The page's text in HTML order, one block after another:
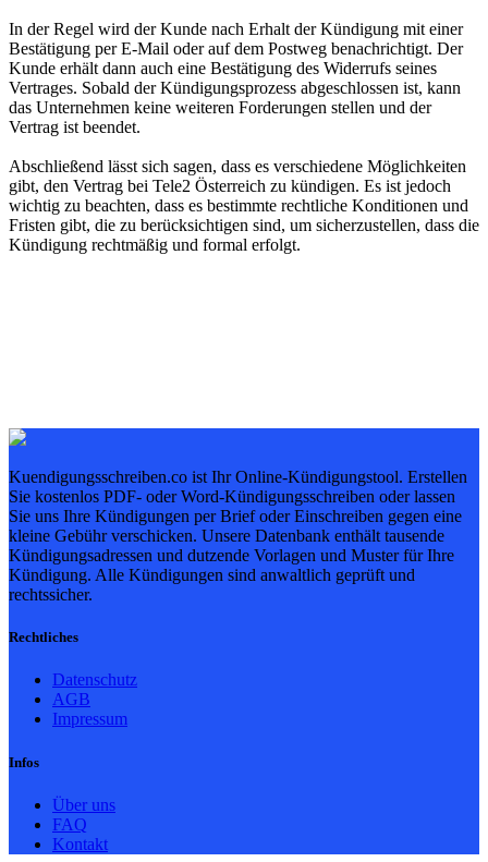
In der Regel wird der Kunde nach Erhalt der Kündigung mit einer
Bestätigung per E-Mail oder auf dem Postweg benachrichtigt. Der
Kunde erhält dann auch eine Bestätigung des Widerrufs seines
Vertrages. Sobald der Kündigungsprozess abgeschlossen ist, kann
das Unternehmen keine weiteren Forderungen stellen und der
Vertrag ist beendet.
Abschließend lässt sich sagen, dass es verschiedene Möglichkeiten
gibt, den Vertrag bei Tele2 Österreich zu kündigen. Es ist jedoch
wichtig zu beachten, dass es bestimmte rechtliche Konditionen und
Fristen gibt, die zu berücksichtigen sind, um sicherzustellen, dass die
Kündigung rechtmäßig und formal erfolgt.
Kuendigungsschreiben.co ist Ihr Online-Kündigungstool. Erstellen
Sie kostenlos PDF- oder Word-Kündigungsschreiben oder lassen
Sie uns Ihre Kündigungen per Brief oder Einschreiben gegen eine
kleine Gebühr verschicken. Unsere Datenbank enthält tausende
Kündigungsadressen und dutzende Vorlagen und Muster für Ihre
Kündigung. Alle Kündigungen sind anwaltlich geprüft und
rechtssicher.
Rechtliches
Datenschutz
AGB
Impressum
Infos
Über uns
FAQ
Kontakt